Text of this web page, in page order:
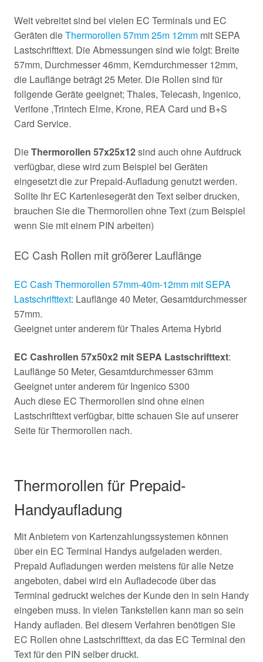
Weit vebreitet sind bei vielen EC Terminals und EC
Geräten dieThermorollen 57mm 25m 12mm mit SEPA
Lastschrifttext. Die Abmessungen sind wie folgt: Breite
57mm, Durchmesser 46mm, Kerndurchmesser 12mm,
die Lauflänge beträgt 25 Meter. Die Rollen sind für
follgende Geräte geeignet; Thales, Telecash, Ingenico,
Verifone ,Trintech Elme, Krone, REA Card und B+S
Card Service.
DieThermorollen 57x25x12sind auch ohne Aufdruck
verfügbar, diese wird zum Beispiel bei Geräten
eingesetzt die zur Prepaid-Aufladung genutzt werden.
Sollte Ihr EC Kartenlesegerät den Text selber drucken,
brauchen Sie die Thermorollen ohne Text (zum Beispiel
wenn Sie mit einem PIN arbeiten)
EC Cash Rollen mit größerer Lauflänge
EC Cash Thermorollen 57mm-40m-12mm mit SEPA
Lastschrifttext: Lauflänge 40 Meter, Gesamtdurchmesser
57mm.
Geeignet unter anderem für Thales Artema Hybrid
EC Cashrollen 57x50x2 mit SEPA Lastschrifttext:
Lauflänge 50 Meter, Gesamtdurchmesser 63mm
Geeignet unter anderem für Ingenico 5300
Auch diese EC Thermorollen sind ohne einen
Lastschrifttext verfügbar, bitte schauen Sie auf unserer
Seite für Thermorollen nach.
Thermorollen für Prepaid-
Handyaufladung
Mit Anbietern von Kartenzahlungssystemen können
über ein EC Terminal Handys aufgeladen werden.
Prepaid Aufladungen werden meistens für alle Netze
angeboten, dabei wird ein Aufladecode über das
Terminal gedruckt welches der Kunde den in sein Handy
eingeben muss. In vielen Tankstellen kann man so sein
Handy aufladen. Bei diesem Verfahren benötigen Sie
EC Rollen ohne Lastschrifttext, da das EC Terminal den
Text für den PIN selber druckt.